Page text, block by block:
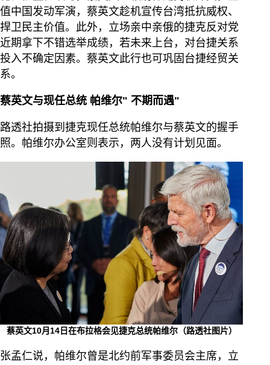
值中国发动军演，蔡英文趁机宣传台湾抵抗威权、
捍卫民主价值。此外，立场亲中亲俄的捷克反对党
近期拿下不错选举成绩，若未来上台，对台捷关系
投入不确定因素。蔡英文此行也可巩固台捷经贸关
系。
蔡英文与现任总统 帕维尔" 不期而遇"
路透社拍摄到捷克现任总统帕维尔与蔡英文的握手
照。帕维尔办公室则表示，两人没有计划见面。
蔡英文10月14日在布拉格会见捷克总统帕维尔（路透社图片）
张孟仁说，帕维尔曾是北约前军事委员会主席，立